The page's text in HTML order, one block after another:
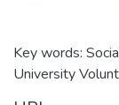
Key words:
University